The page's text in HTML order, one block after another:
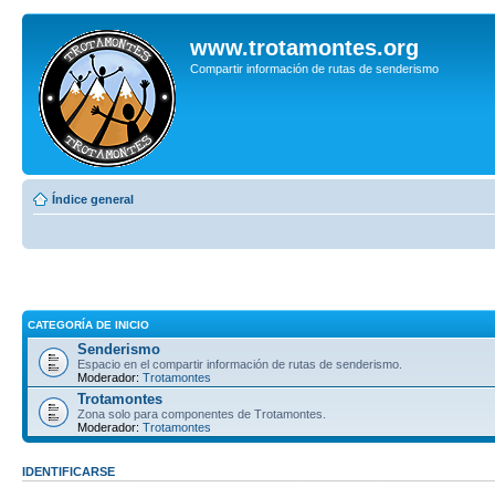
www.trotamontes.org
Compartir información de rutas de senderismo
Índice general
CATEGORÍA DE INICIO
Senderismo
Espacio en el compartir información de rutas de senderismo.
Moderador: Trotamontes
Trotamontes
Zona solo para componentes de Trotamontes.
Moderador: Trotamontes
IDENTIFICARSE